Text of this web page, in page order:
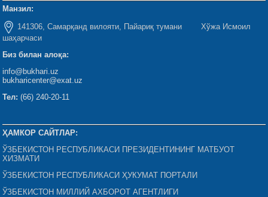
Манзил:
141306, Самарқанд вилояти, Пайариқ тумани Хўжа Исмоил
шаҳарчаси
Биз билан алоқа:
info@bukhari.uz
bukharicenter@exat.uz
Тел: (66) 240-20-11
ҲАМКОР САЙТЛАР:
ЎЗБЕКИСТОН РЕСПУБЛИКАСИ ПРЕЗИДЕНТИНИНГ МАТБУОТ
ХИЗМАТИ
ЎЗБЕКИСТОН РЕСПУБЛИКАСИ ҲУКУМАТ ПОРТАЛИ
ЎЗБЕКИСТОН МИЛЛИЙ АХБОРОТ АГЕНТЛИГИ